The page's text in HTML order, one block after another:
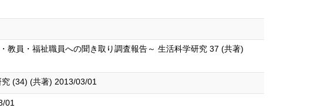
教員・福祉職員への聞き取り調査報告～ 生活科学研究 37 (共著)
(34) (共著) 2013/03/01
01